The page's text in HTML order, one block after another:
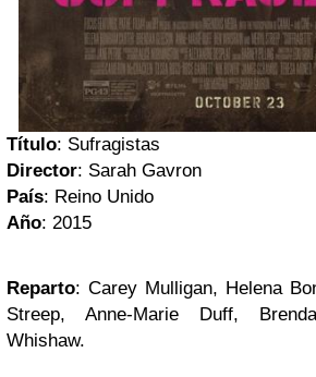
Título: Sufragistas
Director: Sarah Gavron
País: Reino Unido
Año: 2015
Reparto: Carey Mulligan, Helena
Streep, Anne-Marie Duff,
Whishaw.